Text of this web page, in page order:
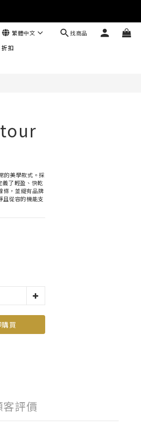
繁體中文 找商品
扣
的美學款式。採
了輕盈、快乾
條，並緹有品牌
且從容的機能支
買
客評價
立即購買